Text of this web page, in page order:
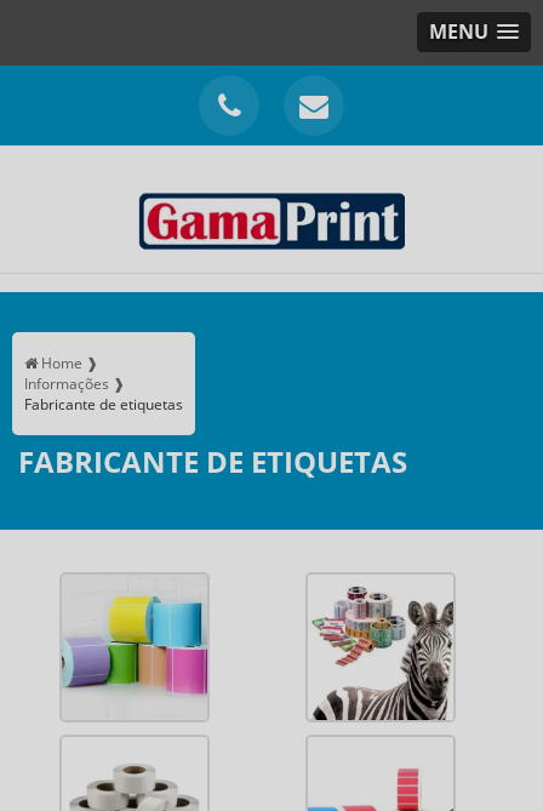
MENU
Home ❱
Informações ❱
Fabricante de etiquetas
FABRICANTE DE ETIQUETAS